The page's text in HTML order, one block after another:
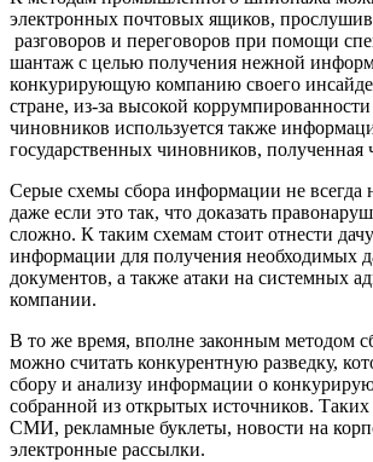
электронных почтовых ящиков,
разговоров и переговоров при помощи
шантаж с целью получения нежной
конкурирующую компанию своего
стране, из-за высокой
чиновников используется также
государственных чиновников, полученная
Серые схемы сбора информации не всегда
даже если это так, что доказать
сложно. К таким схемам стоит отнести
информации для получения необходимых
документов, а также атаки на системных
компании.
В то же время, вполне законным методом
можно считать конкурентную разведку,
сбору и анализу информации о
собранной из открытых источников.
СМИ, рекламные буклеты, новости на
электронные рассылки.